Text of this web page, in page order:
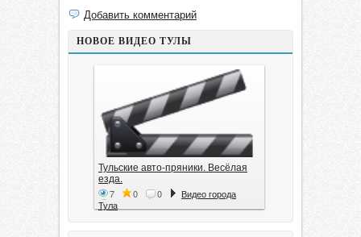
Добавить комментарий
НОВОЕ ВИДЕО ТУЛЫ
Тульские авто-пряники. Весёлая
езда.
7 0 0
Видео города
Тула